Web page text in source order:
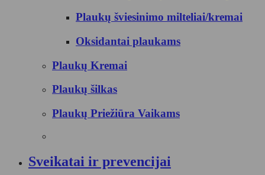
Plaukų šviesinimo milteliai/kremai
Oksidantai plaukams
Plaukų Kremai
Plaukų šilkas
Plaukų Priežiūra Vaikams
Sveikatai ir prevencijai